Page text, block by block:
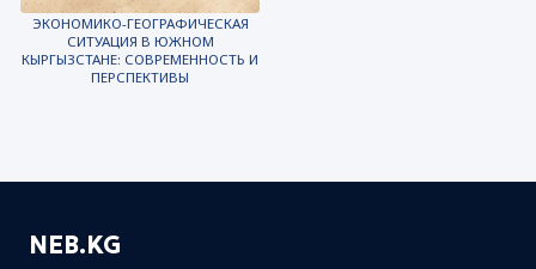
ЭКОНОМИКО-ГЕОГРАФИЧЕСКАЯ
СИТУАЦИЯ В ЮЖНОМ
КЫРГЫЗСТАНЕ: СОВРЕМЕННОСТЬ И
ПЕРСПЕКТИВЫ
NEB.KG